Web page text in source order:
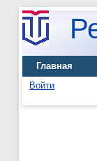
Главная
Войти